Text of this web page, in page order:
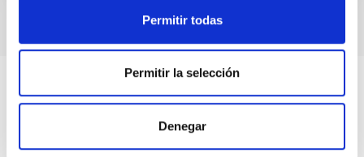
Permitir todas
Permitir la selección
Denegar